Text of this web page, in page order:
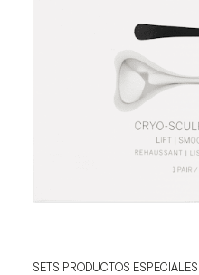
SETS PRODUCTOS ESPECIALES